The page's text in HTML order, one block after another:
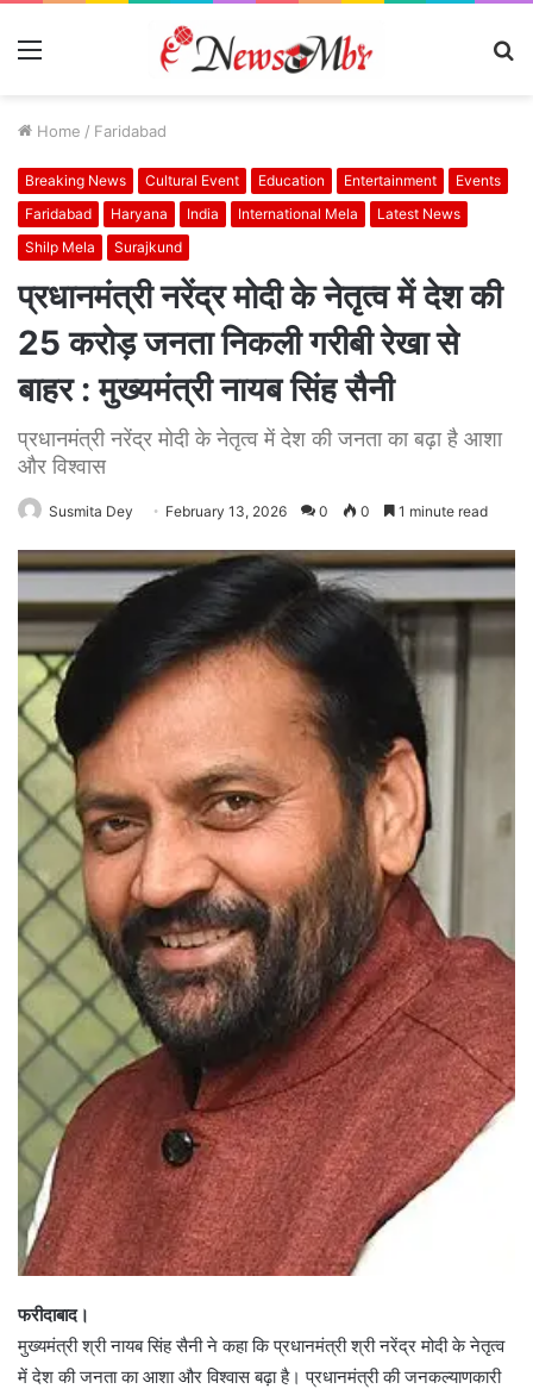
Menu
Home / Faridabad
Breaking News Cultural Event Education Entertainment
Events
Faridabad
Haryana India International Mela
Latest News
Shilp Mela
Surajkund
प्रधानमंत्री नरेंद्र मोदी के नेतृत्व में देश की
25 करोड़ जनता निकली गरीबी रेखा से
बाहर : मुख्यमंत्री नायब सिंह सैनी
प्रधानमंत्री नरेंद्र मोदी के नेतृत्व में देश की जनता का बढ़ा है आशा
और विश्वास
Susmita Dey February 13, 2026 0 0 1 minute read
फरीदाबाद।
मुख्यमंत्री श्री नायब सिंह सैनी ने कहा कि प्रधानमंत्री श्री नरेंद्र मोदी के नेतृत्व
में देश की जनता का आशा और विश्वास बढ़ा है। प्रधानमंत्री की जनकल्याणकारी